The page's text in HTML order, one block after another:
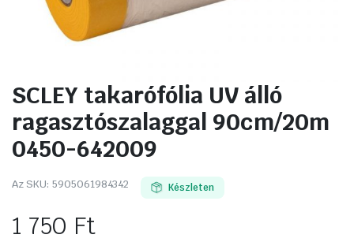
SCLEY takarófólia UV álló
ragasztószalaggal 90cm/20m
0450-642009
Az SKU: 5905061984342 Készleten
1 750 Ft